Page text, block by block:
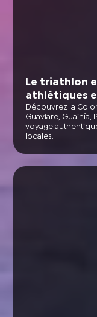
Le triathlon
athlétiques
Découvrez la
Guaviare, Guainía,
voyage
locales.